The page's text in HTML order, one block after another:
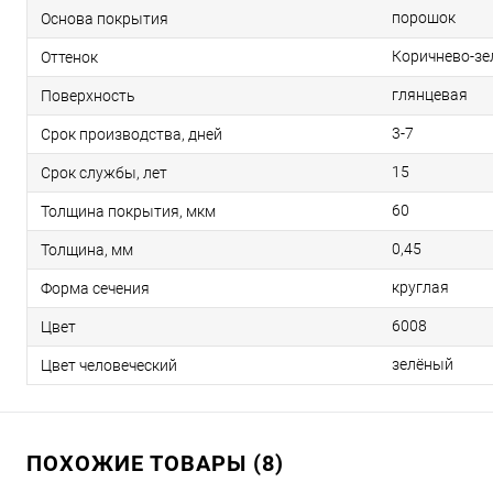
Основа покрытия порошок
Оттенок Коричнево-
Поверхность глянцевая
Срок производства, дней 3-7
Срок службы, лет 15
Толщина покрытия, мкм 60
Толщина, мм 0,45
Форма сечения круглая
Цвет 6008
Цвет человеческий зелёный
ПОХОЖИЕ ТОВАРЫ (8)